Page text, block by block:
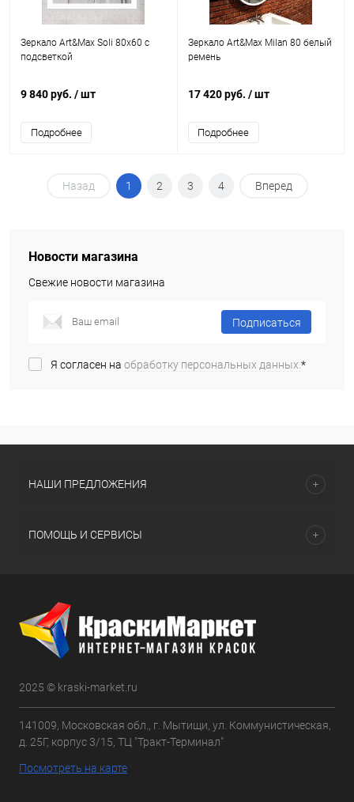
Зеркало Art&Max Soli 80х60 с
подсветкой
9 840 руб. / шт
Подробнее
Зеркало Art&Max Milan 80 белый
ремень
17 420 руб. / шт
Подробнее
Назад 1 2 3 4 Вперед
Новости магазина
Свежие новости магазина
Подписаться
Я согласен на обработку персональных данных.*
НАШИ ПРЕДЛОЖЕНИЯ
ПОМОЩЬ И СЕРВИСЫ
2025 © kraski-market.ru
141009, Московская обл., г. Мытищи, ул. Коммунистическая,
д. 25Г, корпус 3/15, ТЦ "Тракт-Терминал"
Посмотреть на карте